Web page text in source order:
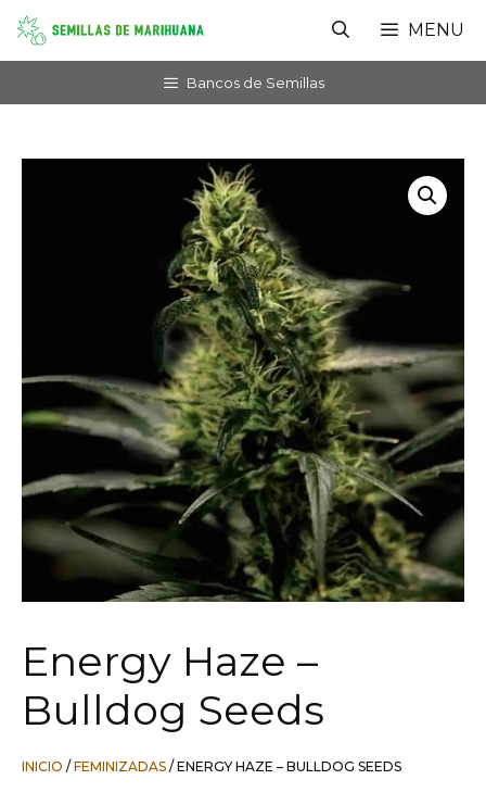
Saltar
contenido
MENU
Bancos de Semillas
Energy Haze –
Bulldog Seeds
INICIO / FEMINIZADAS / ENERGY HAZE – BULLDOG SEEDS